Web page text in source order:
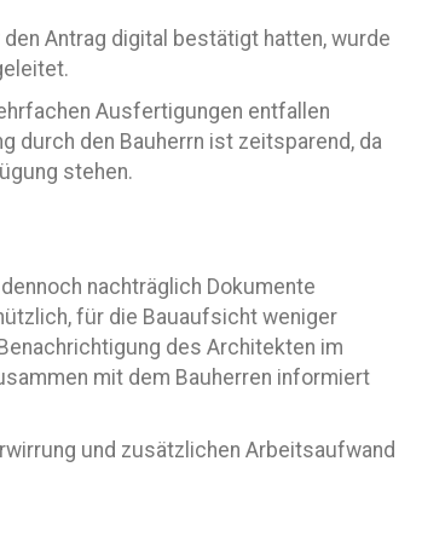
Antrag digital bestätigt hatten, wurde
Ausfertigungen entfallen
durch den Bauherrn ist zeitsparend, da
stehen.
nachträglich Dokumente
für die Bauaufsicht weniger
des Architekten im
mit dem Bauherren informiert
und zusätzlichen Arbeitsaufwand